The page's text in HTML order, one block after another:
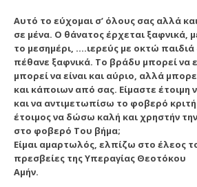
Αυτό το εύχομαι σ’ όλους σας αλλά
σε μένα. Ο θάνατος έρχεται ξαφνικά,
το μεσημέρι, ….ιερεύς με οκτώ
πέθανε ξαφνικά. Το βράδυ μπορεί να
μπορεί να είναι και αύριο, αλλά
και κάποιων από σας. Είμαστε έτοιμη
και να αντιμετωπίσω το φοβερό
έτοιμος να δώσω καλή και χρηστήν
στο φοβερό Του βήμα;
Είμαι αμαρτωλός, ελπίζω στο έλεος
πρεσβείες της Υπεραγίας Θεοτόκου
Αμήν.